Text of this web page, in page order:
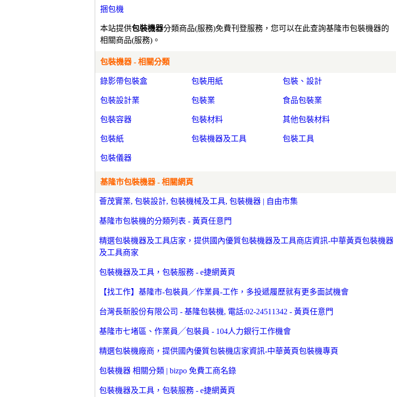
捆包機
本站提供包裝機器分類商品(服務)免費刊登服務，您可以在此查詢基隆市包裝機器的
相關商品(服務)。
包裝機器 - 相關分類
錄影帶包裝盒 包裝用紙 包裝、設計
包裝設計業 包裝業 食品包裝業
包裝容器 包裝材料 其他包裝材料
包裝紙 包裝機器及工具 包裝工具
包裝儀器
基隆市包裝機器 - 相關網頁
薈茂實業, 包裝設計, 包裝機械及工具, 包裝機器 | 自由市集
基隆市包裝機的分類列表 - 黃頁任意門
精選包裝機器及工具店家，提供國內優質包裝機器及工具商店資訊-中華黃頁包裝機器
及工具商家
包裝機器及工具，包裝服務 - e捷網黃頁
【找工作】基隆市-包裝員／作業員-工作，多投遞履歷就有更多面試機會
台灣長新股份有限公司 - 基隆包裝機, 電話:02-24511342 - 黃頁任意門
基隆市七堵區、作業員╱包裝員 - 104人力銀行工作機會
精選包裝機廠商，提供國內優質包裝機店家資訊-中華黃頁包裝機專頁
包裝機器 相關分類 | bizpo 免費工商名錄
包裝機器及工具，包裝服務 - e捷網黃頁